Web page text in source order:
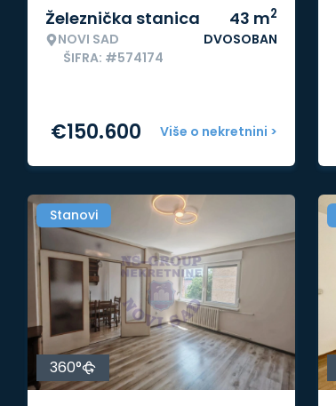
Železnička stanica
NOVI SAD
ŠIFRA: #574174
43 m2
DVOSOBAN
Više o nekretnini >
€150.600
Stanovi
360°